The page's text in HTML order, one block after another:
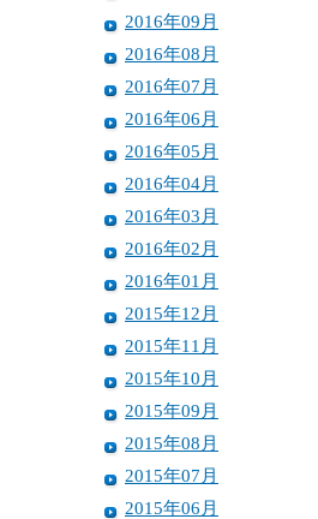
2016年09月
2016年08月
2016年07月
2016年06月
2016年05月
2016年04月
2016年03月
2016年02月
2016年01月
2015年12月
2015年11月
2015年10月
2015年09月
2015年08月
2015年07月
2015年06月